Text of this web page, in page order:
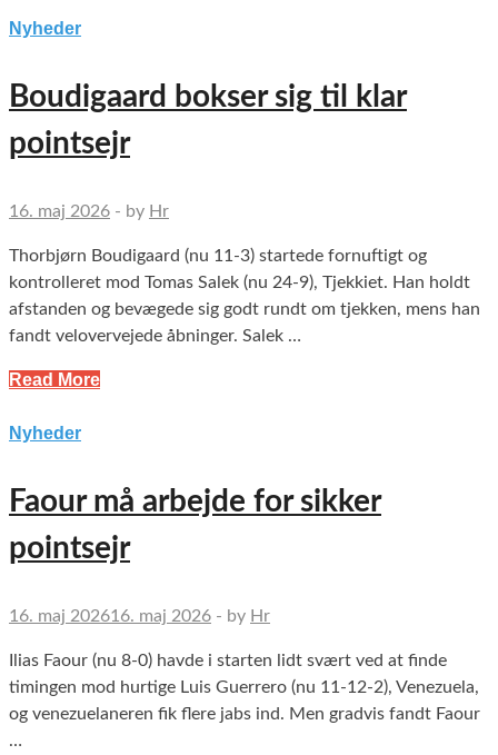
Nyheder
Boudigaard bokser sig til klar
pointsejr
16. maj 2026 - by Hr
Thorbjørn Boudigaard (nu 11-3) startede fornuftigt og
kontrolleret mod Tomas Salek (nu 24-9), Tjekkiet. Han holdt
afstanden og bevægede sig godt rundt om tjekken, mens han
fandt velovervejede åbninger. Salek …
Read More
Nyheder
Faour må arbejde for sikker
pointsejr
16. maj 202616. maj 2026 - by Hr
Ilias Faour (nu 8-0) havde i starten lidt svært ved at finde
timingen mod hurtige Luis Guerrero (nu 11-12-2), Venezuela,
og venezuelaneren fik flere jabs ind. Men gradvis fandt Faour
…